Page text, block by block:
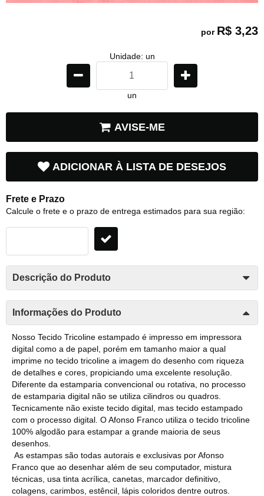
por R$ 3,23
Unidade: un
un
AVISE-ME
ADICIONAR À LISTA DE DESEJOS
Frete e Prazo
Calcule o frete e o prazo de entrega estimados para sua região:
Descrição do Produto
Informações do Produto
Nosso Tecido Tricoline estampado é impresso em impressora
digital como a de papel, porém em tamanho maior a qual
imprime no tecido tricoline a imagem do desenho com riqueza
de detalhes e cores, propiciando uma excelente resolução.
Diferente da estamparia convencional ou rotativa, no processo
de estamparia digital não se utiliza cilindros ou quadros.
Tecnicamente não existe tecido digital, mas tecido estampado
com o processo digital. O Afonso Franco utiliza o tecido tricoline
100% algodão para estampar a grande maioria de seus
desenhos.
As estampas são todas autorais e exclusivas por Afonso
Franco que ao desenhar além de seu computador, mistura
técnicas, usa tinta acrílica, canetas, marcador definitivo,
colagens, carimbos, estêncil, lápis coloridos dentre outros.